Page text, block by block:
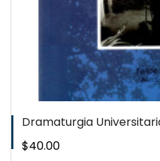
Dramaturgia
Precio
$40.00